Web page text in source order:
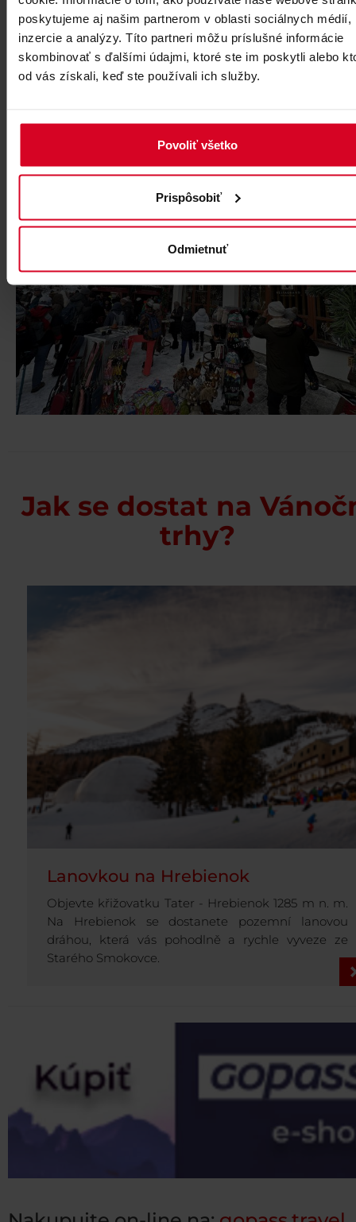
poskytujeme aj našim partnerom v oblasti sociálnych médií,
inzercie a analýzy. Títo partneri môžu príslušné informácie
skombinovať s ďalšími údajmi, ktoré ste im poskytli alebo
od vás získali, keď ste používali ich služby.
Povoliť všetko
Prispôsobiť
Odmietnuť
Jak se dostat na
trhy?
Lanovkou na Hrebienok
Objevte křižovatku Tater - Hrebienok 1285 m n. m.
Na Hrebienok se dostanete pozemní lanovou
dráhou, která vás pohodlně a rychle vyveze ze
Starého Smokovce.